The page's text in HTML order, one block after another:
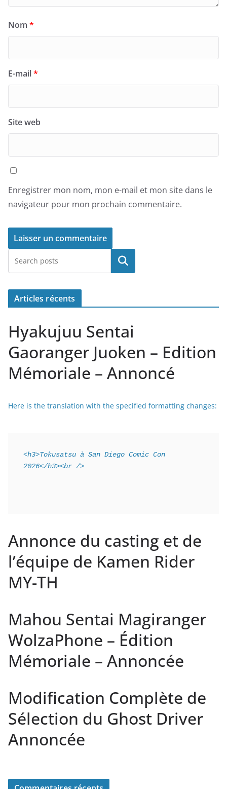
Nom *
E-mail*
Site web
Enregistrer mon nom, mon e-mail et mon site dans le
navigateur pour mon prochain commentaire.
Rechercher
Articles récents
Hyakujuu Sentai
Gaoranger Juoken – Edition
Mémoriale – Annoncé
Here is the translation with the specified formatting changes:
<h3>Tokusatsu à San Diego Comic Con
2026</h3><br />
Annonce du casting et de
l’équipe de Kamen Rider
MY-TH
Mahou Sentai Magiranger
WolzaPhone – Édition
Mémoriale – Annoncée
Modification Complète de
Sélection du Ghost Driver
Annoncée